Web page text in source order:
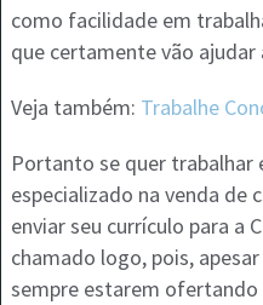
como facilidade em
que certamente vão ajudar
Veja também: Trabalhe
Portanto se quer trabalhar
especializado na venda de
enviar seu currículo para a
chamado logo, pois,
sempre estarem ofertando